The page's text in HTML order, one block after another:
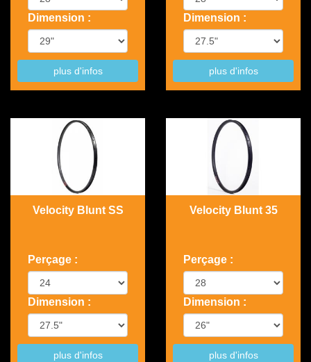
Dimension :
plus d'infos
Dimension :
plus d'infos
Velocity Blunt SS
Perçage :
Dimension :
plus d'infos
Velocity Blunt 35
Perçage :
Dimension :
plus d'infos